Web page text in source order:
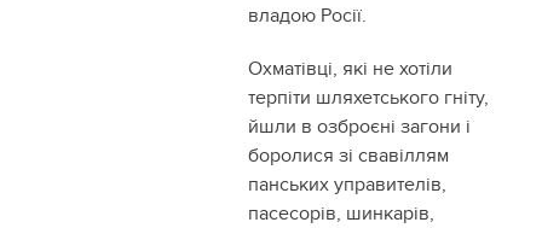
владою Росії.
Охматівці, які не хотіли
терпіти шляхетського гніту,
йшли в озброєні загони і
боролися зі свавіллям
панських управителів,
пасесорів, шинкарів,